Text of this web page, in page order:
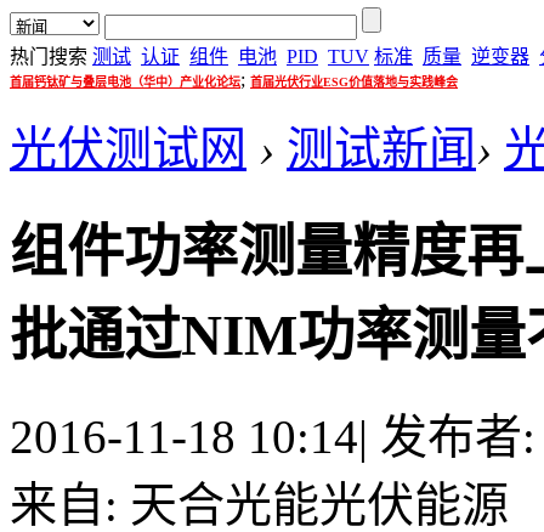
热门搜索 测试 认证 组件 电池 PID TUV 标准 质量 逆变器
首届钙钛矿与叠层电池（华中）产业化论坛; 首届光伏行业ESG价值落地与实践峰会
光伏测试网 › 测试新闻›
组件功率测量精度
批通过NIM功率测量
2016-11-18 10:14| 发布者
来自: 天合光能光伏能源